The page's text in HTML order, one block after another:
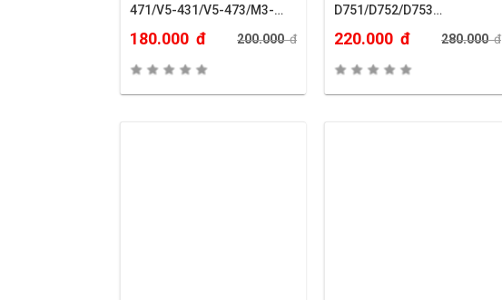
471/V5-431/V5-473/M3-
180.000 đ 200.000đ
D751/D752/D753…
220.000 đ 280.000đ